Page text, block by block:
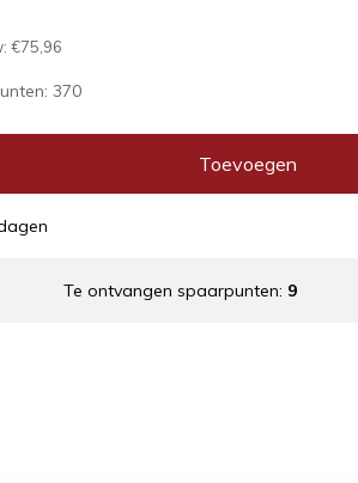
€75,96
370
Toevoegen
Te ontvangen spaarpunten: 9